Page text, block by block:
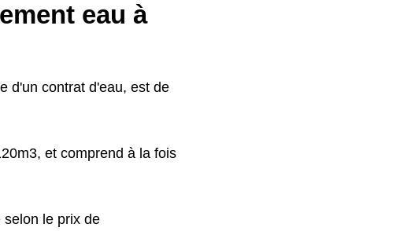
eau à
d'un contrat d'eau, est de
et comprend à la fois
le prix de